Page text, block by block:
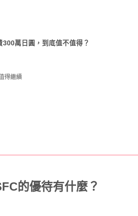
萬日圓，到底值不值得？
得繼續
的優待有什麼？